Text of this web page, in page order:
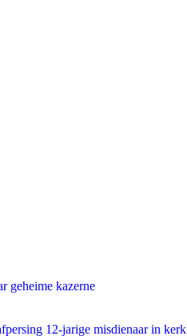
geheime kazerne
12-jarige misdienaar in kerk